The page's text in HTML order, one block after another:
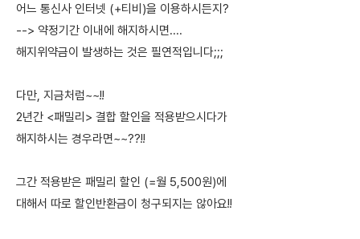
어느 통신사 인터넷 (+티비)을 이용하시든지?
--> 약정기간 이내에 해지하시면....
해지위약금이 발생하는 것은 필연적입니다;;;
다만, 지금처럼~~!!
2년간 <패밀리> 결합 할인을 적용받으시다가
해지하시는 경우라면~~??!!
그간 적용받은 패밀리 할인 (=월 5,500원)에
대해서 따로 할인반환금이 청구되지는 않아요!!